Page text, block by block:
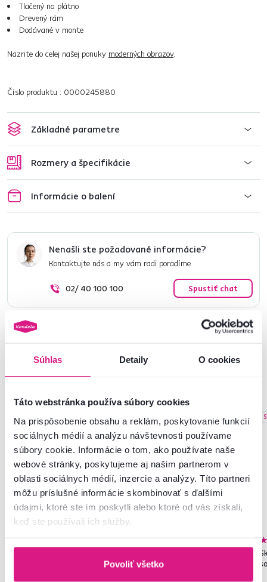
Súhlas Detaily O cookies
Táto webstránka používa súbory cookies
Na prispôsobenie obsahu a reklám, poskytovanie funkcií
sociálnych médií a analýzu návštevnosti používame
súbory cookie. Informácie o tom, ako používate naše
webové stránky, poskytujeme aj našim partnerom v
oblasti sociálnych médií, inzercie a analýzy. Títo partneri
môžu príslušné informácie skombinovať s ďalšími
údajmi, ktoré ste im poskytli alebo ktoré od vás získali,
keď ste používali ich služby.
Povoliť všetko
Tlačený na plátno
Drevený rám
Dodávané v monte
Nazrite do celej našej ponuky moderných obrazov.
Číslo produktu : 0000245880
Základné parametre
Rozmery a špecifikácie
Informácie o balení
Nenašli ste požadované informácie?
Kontaktujte nás a my vám radi poradíme
02/ 40 100 100 Spustiť chat
Podobné produkty
Slovenský výrobok Slovenský výrobok
dub artisan, SERVO TYP 5